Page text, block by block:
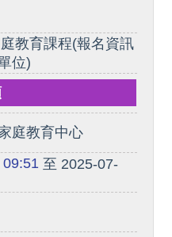
教育課程(報名資訊
位)
庭教育中心
至 2025-07-